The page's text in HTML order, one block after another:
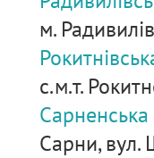
м.
с.м.т.
Сарни, вул.